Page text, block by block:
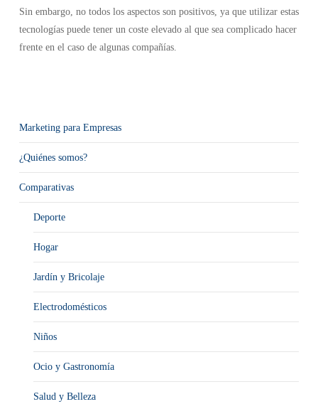
Sin embargo, no todos los aspectos son positivos, ya que utilizar estas
tecnologías puede tener un coste elevado al que sea complicado hacer
frente en el caso de algunas compañías.
Marketing para Empresas
¿Quiénes somos?
Comparativas
Deporte
Hogar
Jardín y Bricolaje
Electrodomésticos
Niños
Ocio y Gastronomía
Salud y Belleza